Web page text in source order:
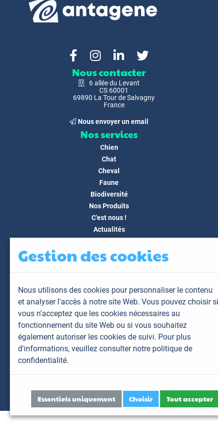
Nous contacter
6 allée du Levant
CS 60001
69890 La Tour de Salvagny
France
Nous envoyer un email
Nos services
Chien
Chat
Cheval
Faune
Biodiversité
Nos Produits
C'est nous !
Actualités
FAQ
Mon espace
Mes animaux
Mes résultats
Mes commandes
Mes factures
Gestion des cookies
Nous utilisons des cookies pour personnaliser le contenu
et analyser l'accès à notre site Web. Vous pouvez choisir si
vous n'acceptez que les cookies nécessaires au
fonctionnement du site Web ou si vous souhaitez
également autoriser les cookies de suivi. Pour plus
d'informations, veuillez consulter notre politique de
confidentialité.
Essentiels uniquement Choisir Tout accepter